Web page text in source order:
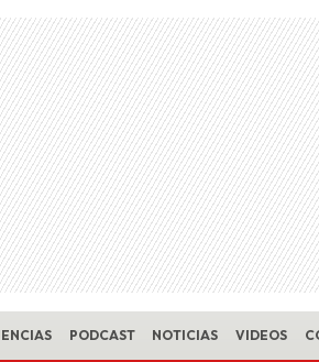
PODCAST NOTICIAS VIDEOS